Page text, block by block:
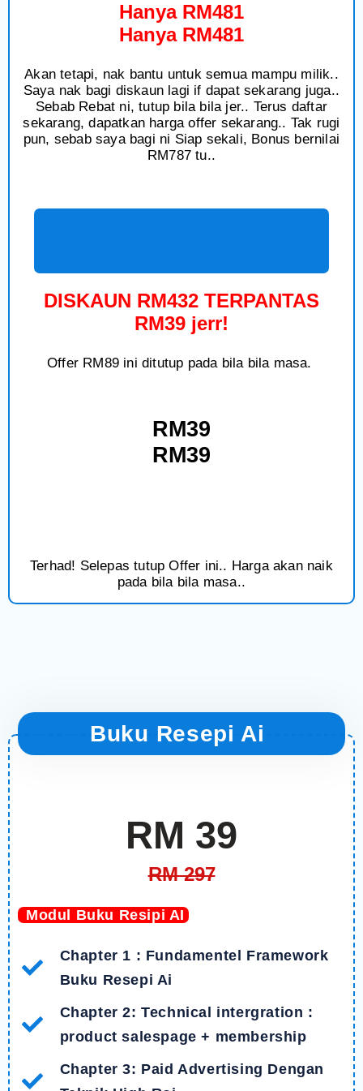
Hanya RM481
Hanya RM481
Akan tetapi, nak bantu untuk semua mampu milik..
Saya nak bagi diskaun lagi if dapat sekarang juga..
Sebab Rebat ni, tutup bila bila jer.. Terus daftar
sekarang, dapatkan harga offer sekarang.. Tak rugi
pun, sebab saya bagi ni Siap sekali, Bonus bernilai
RM787 tu..
DISKAUN RM432 TERPANTAS
RM39 jerr!
Offer RM89 ini ditutup pada bila bila masa.
RM39
RM39
Terhad! Selepas tutup Offer ini.. Harga akan naik
pada bila bila masa..
Buku Resepi Ai
RM 39
RM 297
Modul Buku Resipi AI
Chapter 1 : Fundamentel Framework
Buku Resepi Ai
Chapter 2: Technical intergration :
product salespage + membership
Chapter 3: Paid Advertising Dengan